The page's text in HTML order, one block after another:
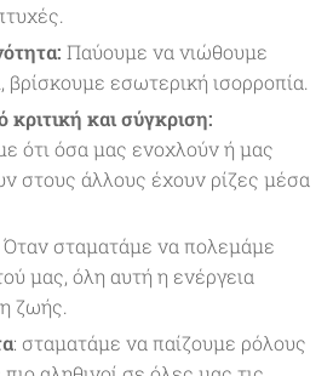
Παύουμε να νιώθουμε
βρίσκουμε εσωτερική ισορροπία.
κριτική και σύγκριση:
ότι όσα μας ενοχλούν ή μας
στους άλλους έχουν ρίζες μέσα
Όταν σταματάμε να πολεμάμε
μας, όλη αυτή η ενέργεια
ζωής.
: σταματάμε να παίζουμε ρόλους